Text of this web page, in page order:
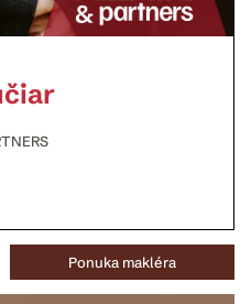
Ponuka makléra